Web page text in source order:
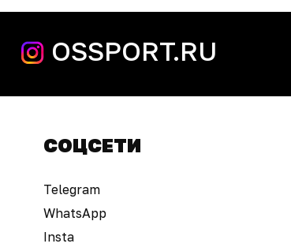
OSSPORT.RU
СОЦСЕТИ
Telegram
WhatsApp
Insta